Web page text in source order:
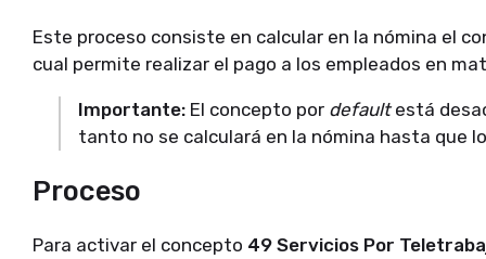
Este proceso consiste en calcular en la nómina el
cual permite realizar el pago a los empleados en
Importante: El concepto por defaultestá
tanto no se calculará en la nómina hasta que
Proceso
Para activar el concepto 49 Servicios Por